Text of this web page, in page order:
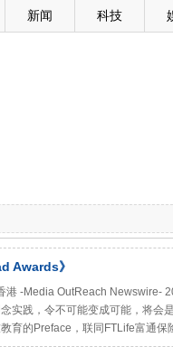
新闻 科技
Awards》
港 -Media OutReach Newswire-
实践，令不可能变成可能，将会
育的Preface，联同FTLife富通保